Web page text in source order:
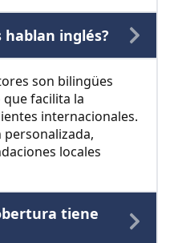
hablan inglés?
son bilingües
que facilita la
internacionales.
locales
tiene